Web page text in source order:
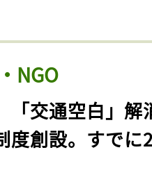
NGO
「交通空白」解
度創設。すでに